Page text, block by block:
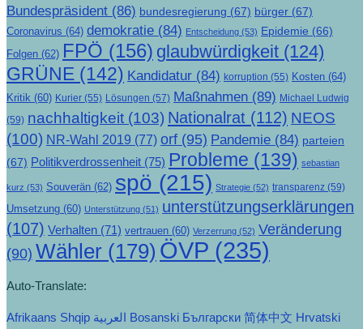
Bundespräsident (86) bundesregierung (67) bürger (67)
Coronavirus (64) demokratie (84) Entscheidung (53) Epidemie (66)
Folgen (62) FPÖ (156) glaubwürdigkeit (124)
GRÜNE (142) Kandidatur (84) korruption (55) Kosten (64)
Kritik (60) Kurier (55) Lösungen (57) Maßnahmen (89) Michael Ludwig
(59) nachhaltigkeit (103) Nationalrat (112) NEOS
(100) NR-Wahl 2019 (77) orf (95) Pandemie (84) parteien
(67) Politikverdrossenheit (75) Probleme (139) sebastian
kurz (53) Souverän (62) spö (215) Strategie (52) transparenz (59)
Umsetzung (60) Unterstützung (51) unterstützungserklärungen
(107) Verhalten (71) vertrauen (60) Verzerrung (52) Veränderung
(90) Wähler (179) ÖVP (235)
Auto-Translate:
Afrikaans Shqip العربية Bosanski Български 简体中文 Hrvatski